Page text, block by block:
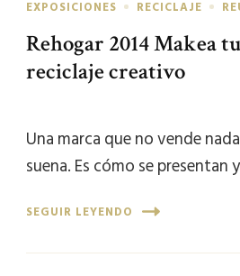
EXPOSICIONES RECICLAJE
Rehogar 2014 Makea
reciclaje creativo
Una marca que no vende
suena. Es cómo se presentan
SEGUIR LEYENDO